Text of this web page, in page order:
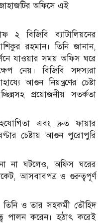
অফিসে এই
২ বিজিবি ব্যাটালিয়নের
রহমান। তিনি জানান,
যাওয়ার সময় অফিস ঘরে
নেয়। বিজিবি সদস্যরা
আগুন নিয়ন্ত্রণের চেষ্টা
প্রয়োজনীয় সতর্কতা
এবং দ্রুত ফায়ার
চেষ্টায় আগুন পুরোপুরি
না ঘটলেও, অফিস ঘরের
আসবাবপত্র ও গুরুত্বপূর্ণ
ও তার সহকর্মী তৌহিদ
পালন করেন। হঠাৎ করেই